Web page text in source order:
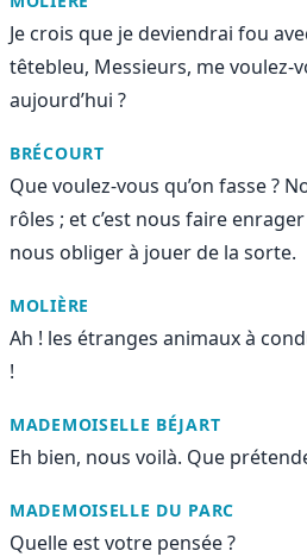
Je crois que je deviendrai fou
têtebleu, Messieurs, me voulez-
aujourd’hui ?
BRÉCOURT
Que voulez-vous qu’on fasse ?
rôles ; et c’est nous faire
nous obliger à jouer de la sorte.
MOLIÈRE
Ah ! les étranges animaux à
!
MADEMOISELLE BÉJART
Eh bien, nous voilà. Que
MADEMOISELLE DU PARC
Quelle est votre pensée ?